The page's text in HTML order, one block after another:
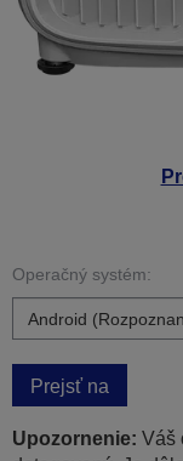
Operačný systém:
Prejsť na
Upozornenie: Váš